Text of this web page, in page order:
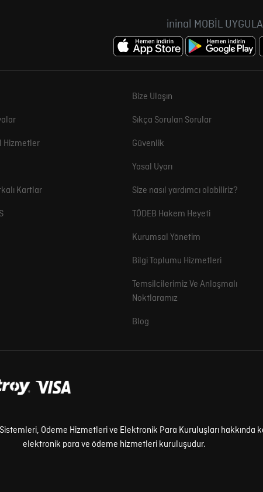
ininal MOBİL
Hizmetler
Kartlar
Bize Ulaşın
Sıkça Sorulan Sorular
Güvenlik
Yasal Uyarı
Size nasıl yardımcı olabiliriz?
TÖDEB Hakem Heyeti
Kurumsal Yönetim
Bilgi Toplumu Hizmetleri
Temsilcilerimiz Ve Anlaşmalı
Noktlaramız
Blog
Ödeme Hizmetleri ve Elektronik Para Kuruluşları hakkında
elektronik para ve ödeme hizmetleri kuruluşudur.